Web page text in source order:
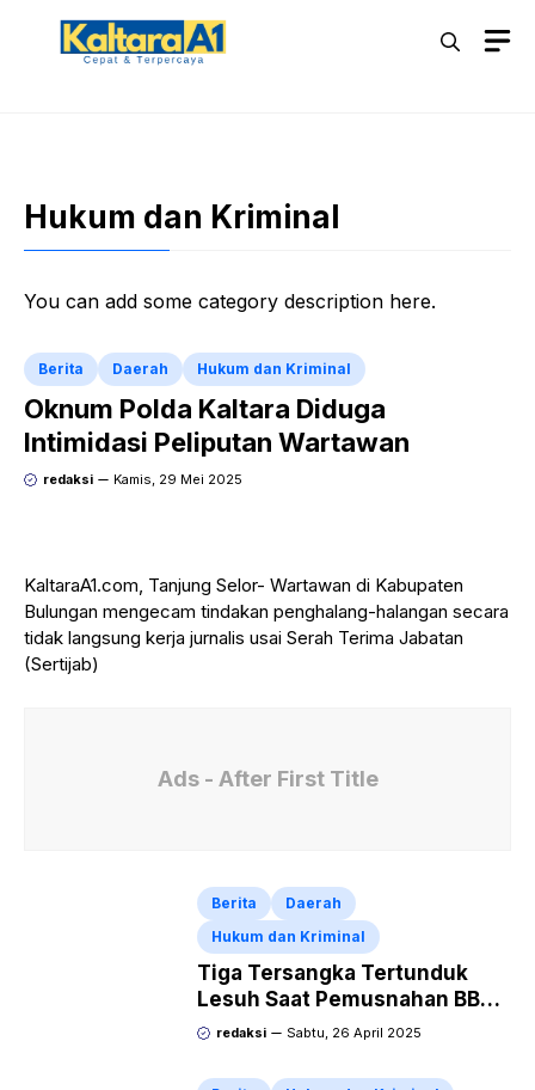
Langsung
Hukum dan Kriminal
You can add some category description here.
Berita Daerah Hukum dan Kriminal
Oknum Polda Kaltara Diduga
Intimidasi Peliputan Wartawan
redaksi Kamis, 29 Mei 2025
KaltaraA1.com, Tanjung Selor- Wartawan di Kabupaten
Bulungan mengecam tindakan penghalang-halangan secara
tidak langsung kerja jurnalis usai Serah Terima Jabatan
(Sertijab)
Ads - After First Title
Berita
Daerah
Hukum dan Kriminal
Tiga Tersangka Tertunduk
Lesuh Saat Pemusnahan BB
Sabu di Polresta Bulungan
redaksi Sabtu, 26 April 2025